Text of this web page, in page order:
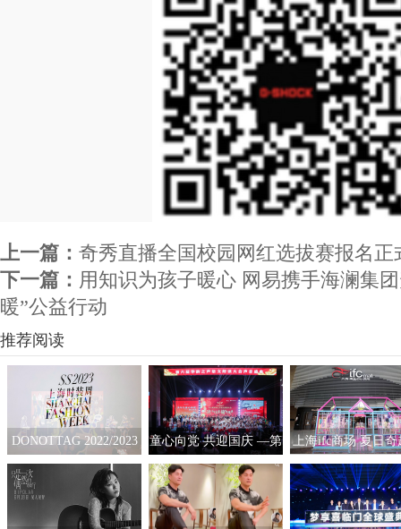
上一篇： 奇秀直播全国校园网红选拔赛报名正
下一篇： 用知识为孩子暖心 网易携手海澜集
暖”公益行动
推荐阅读
DONOTTAG 2022/2023
时装创意秀开启，众星
携手开启时髦新篇章
童心向党 共迎国庆 —第
六届“华韵之声”语文朗
读大会总展演在京隆重
举行
上海ifc商场 夏日奇
拟互动艺术展